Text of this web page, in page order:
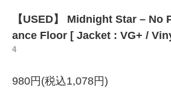
【USED】 Midnight Star ‎– No
ance Floor [ Jacket : VG+ /
4
980円(税込1,078円)